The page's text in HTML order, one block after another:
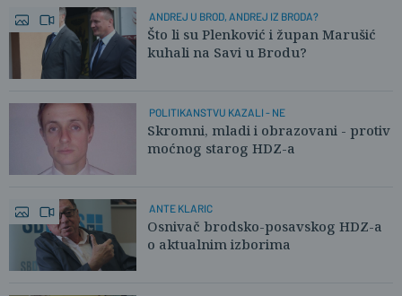
ANDREJ U BROD, ANDREJ IZ BRODA?
Što li su Plenković i župan Marušić
kuhali na Savi u Brodu?
POLITIKANSTVU KAZALI - NE
Skromni, mladi i obrazovani - protiv
moćnog starog HDZ-a
ANTE KLARIC
Osnivač brodsko-posavskog HDZ-a
o aktualnim izborima